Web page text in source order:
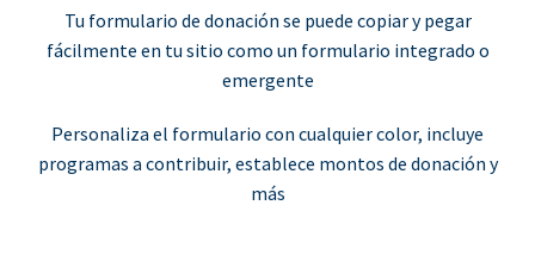
Tu formulario de donación se puede copiar y pegar
fácilmente en tu sitio como un formulario integrado o
emergente
Personaliza el formulario con cualquier color, incluye
programas a contribuir, establece montos de donación y
más